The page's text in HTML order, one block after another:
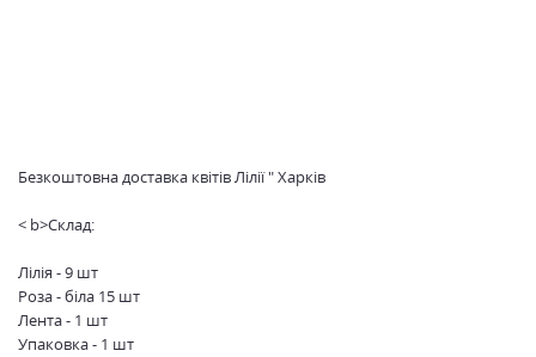
Безкоштовна доставка квітів Лілії " Харків
< b>Склад:
Лілія - 9 шт
Роза - біла 15 шт
Лента - 1 шт
Упаковка - 1 шт